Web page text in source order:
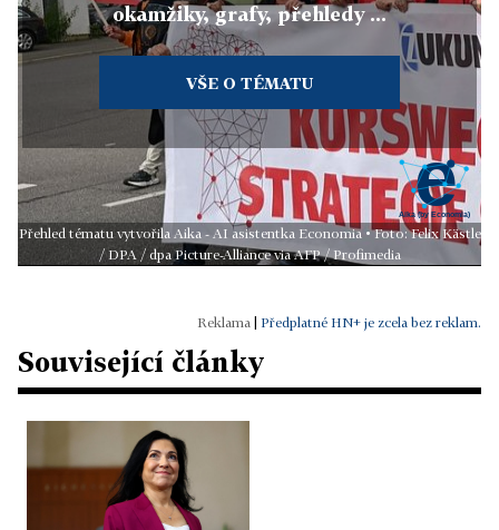
okamžiky, grafy, přehledy ...
VŠE O TÉMATU
Přehled tématu vytvořila Aika - AI asistentka Economia • Foto: Felix Kästle
/ DPA / dpa Picture-Alliance via AFP / Profimedia
Předplatné HN+ je zcela bez reklam.
Související články